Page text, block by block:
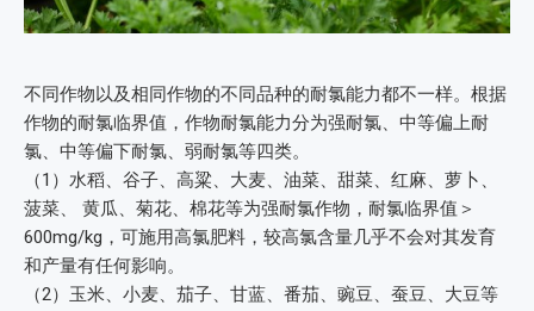
不同作物以及相同作物的不同品种的耐氯能力都不一样。根据
作物的耐氯临界值，作物耐氯能力分为强耐氯、中等偏上耐
氯、中等偏下耐氯、弱耐氯等四类。
（1）水稻、谷子、高粱、大麦、油菜、甜菜、红麻、萝卜、
菠菜、 黄瓜、菊花、棉花等为强耐氯作物，耐氯临界值＞
600mg/kg，可施用高氯肥料，较高氯含量几乎不会对其发育
和产量有任何影响。
（2）玉米、小麦、茄子、甘蓝、番茄、豌豆、蚕豆、大豆等